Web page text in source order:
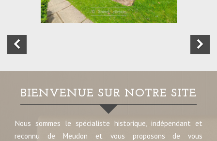
BIENVENUE SUR NOTRE SITE
Nous sommes le spécialiste historique, indépendant et
reconnu de Meudon et vous proposons de vous